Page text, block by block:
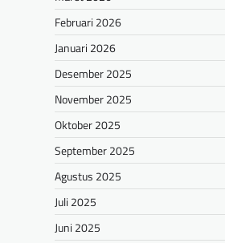
Februari 2026
Januari 2026
Desember 2025
November 2025
Oktober 2025
September 2025
Agustus 2025
Juli 2025
Juni 2025